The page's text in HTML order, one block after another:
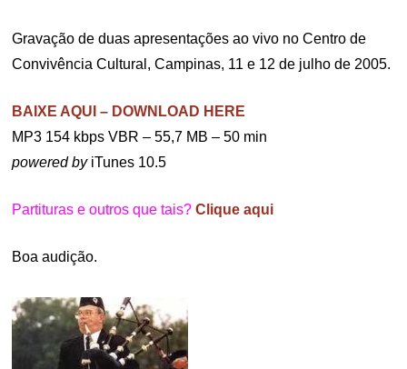
Gravação de duas apresentações ao vivo no Centro de
Convivência Cultural, Campinas, 11 e 12 de julho de 2005.
BAIXE AQUI – DOWNLOAD HERE
MP3 154 kbps VBR – 55,7 MB – 50 min
powered byiTunes 10.5
Partituras e outros que tais? Clique aqui
Boa audição.